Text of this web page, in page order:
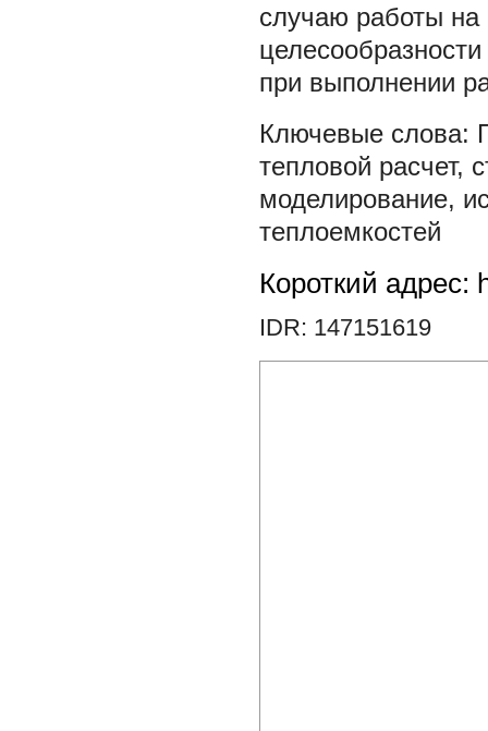
случаю работы на
при выполнении
тепловой расчет,
моделирование,
теплоемкостей
Короткий адрес:
IDR: 147151619